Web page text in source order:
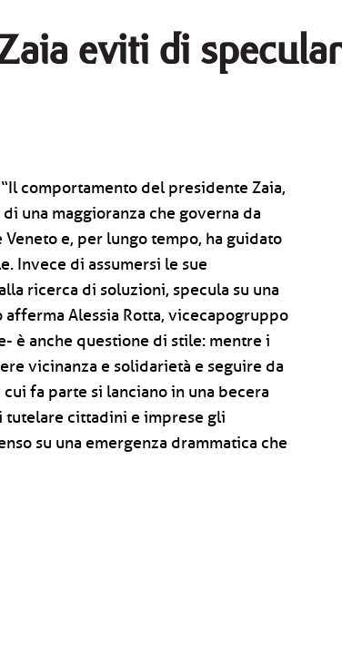
eviti di
comportamento del presidente Zaia,
una maggioranza che governa da
e, per lungo tempo, ha guidato
Invece di assumersi le sue
ricerca di soluzioni, specula su una
Alessia Rotta, vicecapogruppo
è anche questione di stile: mentre i
vicinanza e solidarietà e seguire da
fa parte si lanciano in una becera
tutelare cittadini e imprese gli
su una emergenza drammatica che